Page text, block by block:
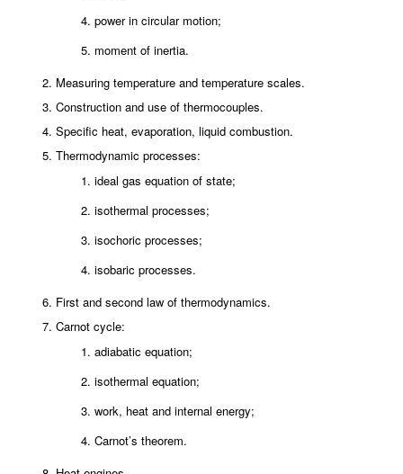
power in circular motion;
moment of inertia.
Measuring temperature and temperature scales.
Construction and use of thermocouples.
Specific heat, evaporation, liquid combustion.
Thermodynamic processes:
ideal gas equation of state;
isothermal processes;
isochoric processes;
isobaric processes.
First and second law of thermodynamics.
Carnot cycle:
adiabatic equation;
isothermal equation;
work, heat and internal energy;
Carnot’s theorem.